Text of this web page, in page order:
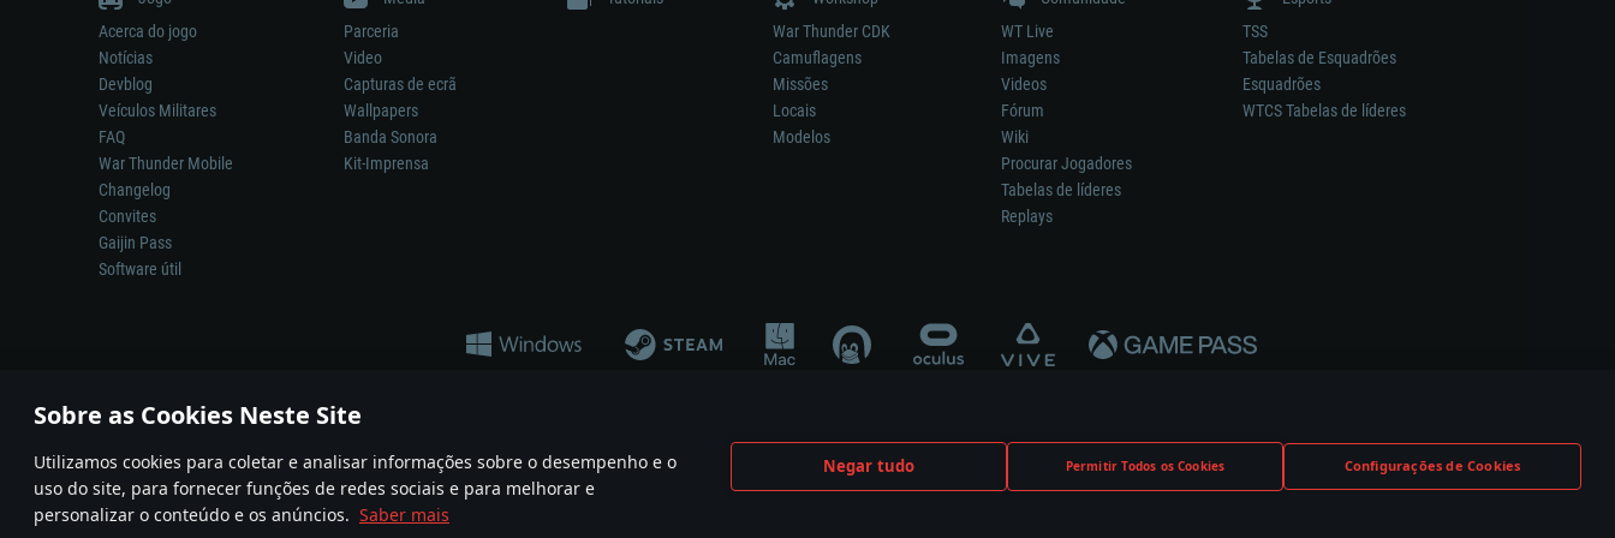
Sobre as Cookies Neste Site
Utilizamos cookies para coletar e analisar informações sobre o desempenho e o
uso do site, para fornecer funções de redes sociais e para melhorar e
personalizar o conteúdo e os anúncios. Saber mais
Negar tudo Permitir Todos os Cookies Configurações de Cookies
Acerca do jogo
Notícias
Devblog
Veículos Militares
FAQ
War Thunder Mobile
Changelog
Convites
Gaijin Pass
Software útil
Parceria
Video
Capturas de ecrã
Wallpapers
Banda Sonora
Kit-Imprensa
War Thunder CDK
Camuflagens
Missões
Locais
Modelos
WT Live
Imagens
Videos
Fórum
Wiki
Procurar Jogadores
Tabelas de líderes
Replays
TSS
Tabelas de Esquadrões
Esquadrões
WTCS Tabelas de líderes
A reprodução de qualquer sistema de armas ou veículo neste jogo não significa participação no desenvolvimento, patrocínio ou aval do respetivo construtor.
© 2011—2026 Gaijin Games Kft. All trademarks, logos and brand names are the property of their respective owners.
Termos e condições Termos de Serviço